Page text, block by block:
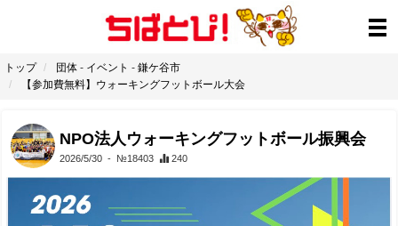
トップ 団体 - イベント - 鎌ケ谷市
【参加費無料】ウォーキングフットボール大会
NPO法人ウォーキングフットボール振興会
2026/5/30 - №18403 240